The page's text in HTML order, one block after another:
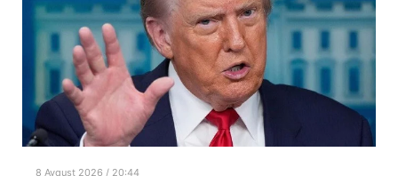
8 Avqust 2026 / 20:44